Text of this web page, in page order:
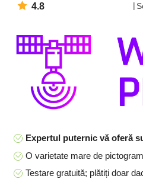
4.8
Expertul puternic vă oferă
O varietate mare de
Testare gratuită; plătiți doar